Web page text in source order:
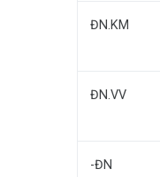
ĐN.KM
ĐN.VV
-ĐN